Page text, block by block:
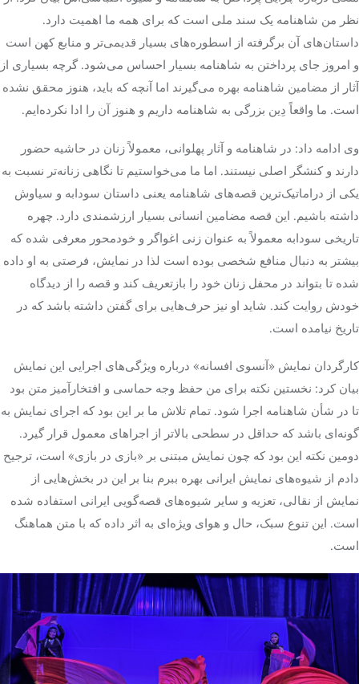
نظر من شاهنامه یک سند ملی است که برای همه ما اهمیت دارد.
داستان‌های آن برگرفته از اسطوره‌های بسیار قدیمی‌تر و منابع کهن است
و امروز جای پرداختن به شاهنامه بسیار احساس می‌شود. گرچه بسیاری از
آثار از مضامین شاهنامه بهره می‌گیرند اما آنچه که باید، هنوز محقق نشده
است. ما واقعاً دِین بزرگی به شاهنامه داریم و هنوز آن را ادا نکرده‌ایم.
وی ادامه داد: در شاهنامه و آثار پهلوانی، معمولاً زنان در حاشیه حضور
دارند و کنشگر اصلی نیستند. اما ما می‌خواستیم تا نگاهی زنانه‌تر نسبت به
یکی از دراماتیک‌ترین قصه‌های شاهنامه یعنی داستان سودابه و سیاوش
داشته باشیم. این قصه مضامین انسانی بسیار ارزشمندی دارد. چهره
تاریخی سودابه معمولاً به عنوان زنی اغواگر و خودمحور معرفی شده که
بیشتر به دنبال منافع شخصی بوده است لذا در نمایش، فرصتی به او داده
شده تا بتواند در محفل زنان خود را بازتعریف کند و قصه را از دیدگاه
خودش روایت کند. شاید او نیز حرف‌هایی برای گفتن داشته باشد که در
تاریخ نیامده است.
کارگردان نمایش «آنسوی افسانه» درباره ویژگی‌های اجرایی این نمایش
بیان کرد: نخستین نکته برای من حفظ وجه حماسی و افتخارآمیز متن بود
تا در شأن شاهنامه اجرا شود. تمام تلاش ما بر این بود که اجرای نمایش به
گونه‌ای باشد که حداقل در سطحی بالاتر از اجراهای معمول قرار گیرد.
دومین نکته این بود که چون نمایش مبتنی بر «بازی در بازی» است، ترجیح
دادم از شیوه‌های نمایش ایرانی بهره ببرم بنا بر این در بخش‌هایی از
نمایش از نقالی، تعزیه و سایر شیوه‌های قصه‌گویی ایرانی استفاده شده
است. این تنوع سبک، حال و هوای ویژه‌ای به اثر داده که با متن هماهنگ
است.